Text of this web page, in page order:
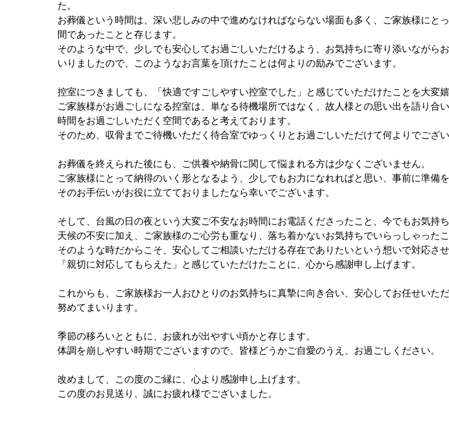
た。
お葬儀という時間は、深い悲しみの中で進めなければならない場面も多く、ご家族様にと
間であったことと存じます。
そのような中で、少しでも安心してお過ごしいただけるよう、お気持ちに寄り添いながら
いりましたので、このようなお言葉を頂けたことは何よりの励みでございます。
控室につきましても、「快適ですごしやすい控室でした」と感じていただけたことを大変嬉
ご家族様がお過ごしになる控室は、単なる待機場所ではなく、故人様との思い出を語り合
時間をお過ごしいただく空間であると考えております。
そのため、収骨までご待機いただく待合室でゆっくりとお過ごしいただけて何よりでござい
お葬儀を終えられた後にも、ご供養や納骨に関して悩まれる方は少なくございません。
ご家族様にとって納得のいく形となるよう、少しでもお力になれればと思い、事前に準備
そのお手伝いがお役に立てておりましたなら幸いでございます。
そして、台風の日の夜という大変ご不安なお時間にお電話くださったこと、今でもお気持
天候の不安に加え、ご家族様のご心労も重なり、落ち着かないお気持ちでいらっしゃったこ
そのような時だからこそ、安心してご相談いただける存在でありたいという想いで対応さ
「親切に対応してもらえた」と感じていただけたことに、心から感謝申し上げます。
これからも、ご家族様お一人おひとりのお気持ちに真摯に向き合い、安心してお任せいた
努めてまいります。
季節の移ろいとともに、お疲れが出やすい頃かと存じます。
体調を崩しやすい時期でございますので、皆様どうかご自愛のうえ、お過ごしください。
改めまして、この度のご縁に、心より感謝申し上げます。
この度のお見送り、誠にお疲れ様でございました。